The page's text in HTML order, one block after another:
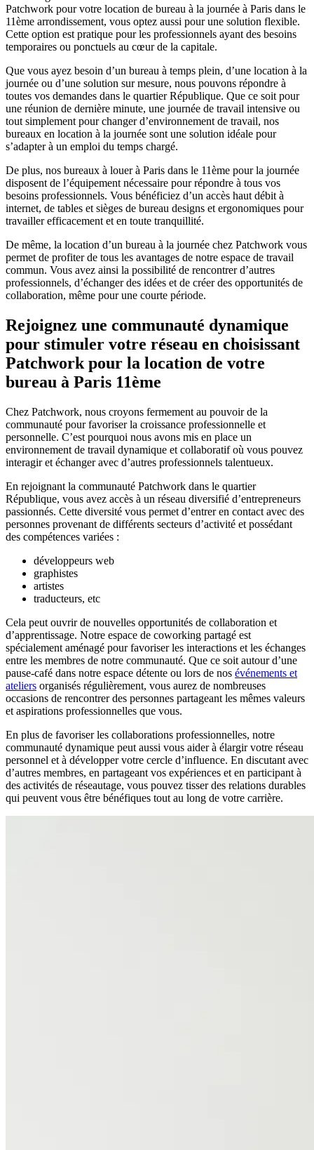
Patchwork pour votre location de bureau à la journée à Paris dans le
11ème arrondissement, vous optez aussi pour une solution flexible.
Cette option est pratique pour les professionnels ayant des besoins
temporaires ou ponctuels au cœur de la capitale.
Que vous ayez besoin d’un bureau à temps plein, d’une location à la
journée ou d’une solution sur mesure, nous pouvons répondre à
toutes vos demandes dans le quartier République. Que ce soit pour
une réunion de dernière minute, une journée de travail intensive ou
tout simplement pour changer d’environnement de travail, nos
bureaux en location à la journée sont une solution idéale pour
s’adapter à un emploi du temps chargé.
De plus, nos bureaux à louer à Paris dans le 11ème pour la journée
disposent de l’équipement nécessaire pour répondre à tous vos
besoins professionnels. Vous bénéficiez d’un accès haut débit à
internet, de tables et sièges de bureau designs et ergonomiques pour
travailler efficacement et en toute tranquillité.
De même, la location d’un bureau à la journée chez Patchwork vous
permet de profiter de tous les avantages de notre espace de travail
commun. Vous avez ainsi la possibilité de rencontrer d’autres
professionnels, d’échanger des idées et de créer des opportunités de
collaboration, même pour une courte période.
Rejoignez une communauté dynamique
pour stimuler votre réseau en choisissant
Patchwork pour la location de votre
bureau à Paris 11ème
Chez Patchwork, nous croyons fermement au pouvoir de la
communauté pour favoriser la croissance professionnelle et
personnelle. C’est pourquoi nous avons mis en place un
environnement de travail dynamique et collaboratif où vous pouvez
interagir et échanger avec d’autres professionnels talentueux.
En rejoignant la communauté Patchwork dans le quartier
République, vous avez accès à un réseau diversifié d’entrepreneurs
passionnés. Cette diversité vous permet d’entrer en contact avec des
personnes provenant de différents secteurs d’activité et possédant
des compétences variées :
développeurs web
graphistes
artistes
traducteurs, etc
Cela peut ouvrir de nouvelles opportunités de collaboration et
d’apprentissage. Notre espace de coworking partagé est
spécialement aménagé pour favoriser les interactions et les échanges
entre les membres de notre communauté. Que ce soit autour d’une
pause-café dans notre espace détente ou lors de nos événements et
ateliers organisés régulièrement, vous aurez de nombreuses
occasions de rencontrer des personnes partageant les mêmes valeurs
et aspirations professionnelles que vous.
En plus de favoriser les collaborations professionnelles, notre
communauté dynamique peut aussi vous aider à élargir votre réseau
personnel et à développer votre cercle d’influence. En discutant avec
d’autres membres, en partageant vos expériences et en participant à
des activités de réseautage, vous pouvez tisser des relations durables
qui peuvent vous être bénéfiques tout au long de votre carrière.